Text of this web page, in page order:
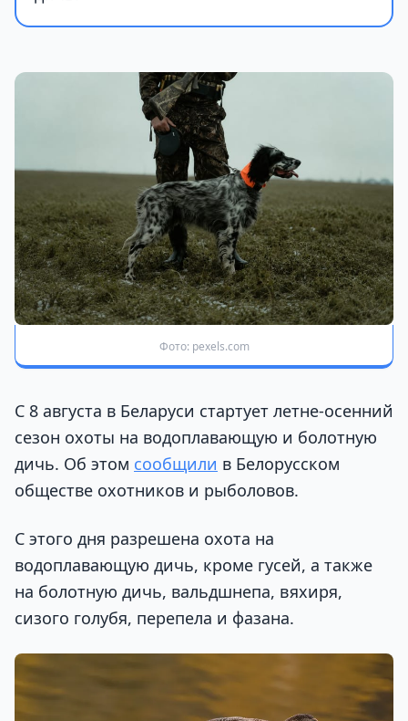
Фото: pexels.com
С 8 августа в Беларуси стартует летне-осенний
сезон охоты на водоплавающую и болотную
дичь. Об этом сообщили в Белорусском
обществе охотников и рыболовов.
С этого дня разрешена охота на
водоплавающую дичь, кроме гусей, а также
на болотную дичь, вальдшнепа, вяхиря,
сизого голубя, перепела и фазана.